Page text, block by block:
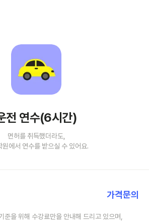
전 연수(6시간)
면허를 취득했더라도,
원에서 연수를 받으실 수 있어요.
가격문의
준을 위해 수강료만을 안내해 드리고 있으며,